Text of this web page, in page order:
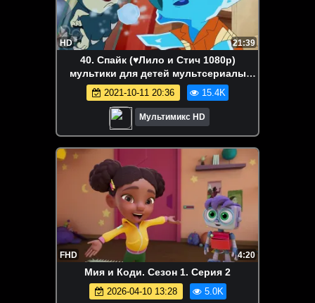
HD 21:39
40. Спайк (♥Лило и Стич 1080p)
мультики для детей мультсериалы
дисней disney
2021-10-11 20:36 15.4K
Мультимикс HD
FHD 4:20
Мия и Коди. Сезон 1. Серия 2
2026-04-10 13:28 5.0K